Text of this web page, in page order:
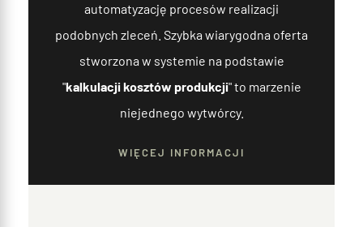
automatyzację procesów realizacji
podobnych zleceń. Szybka wiarygodna oferta
stworzona w systemie na podstawie
"kalkulacji kosztów produkcji" to marzenie
niejednego wytwórcy.
WIĘCEJ INFORMACJI